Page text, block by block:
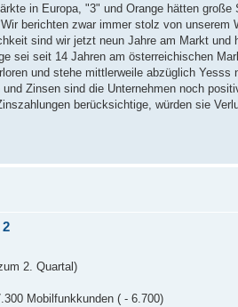
in Europa, "3" und Orange hätten große
berichten zwar immer stolz von unserem
sind wir jetzt neun Jahre am Markt und
sei seit 14 Jahren am österreichischen
und stehe mittlerweile abzüglich Yesss
Zinsen sind die Unternehmen noch
berücksichtige, würden sie
2. Quartal)
Mobilfunkkunden ( - 6.700)